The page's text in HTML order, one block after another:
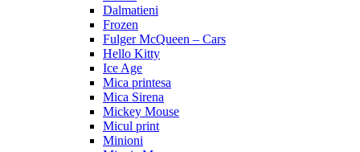
Dalmatieni
Frozen
Fulger McQueen – Cars
Hello Kitty
Ice Age
Mica printesa
Mica Sirena
Mickey Mouse
Micul print
Minioni